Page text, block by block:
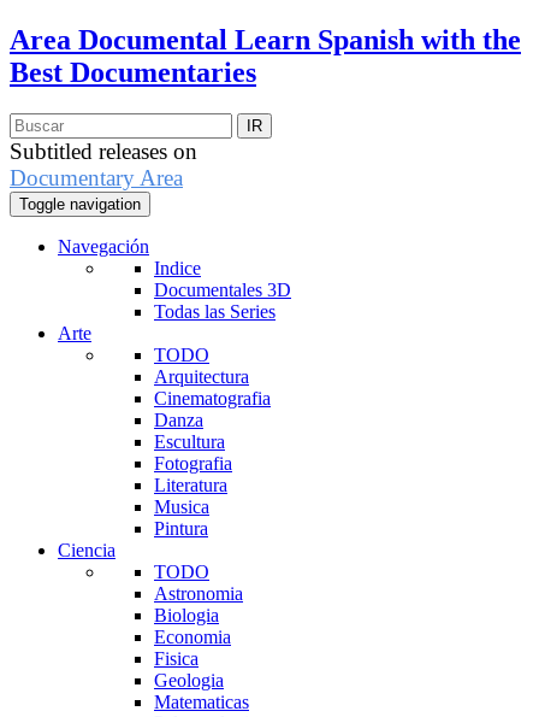
Area Documental Learn Spanish with the
Best Documentaries
Subtitled releases on
Documentary Area
Toggle navigation
Navegación
Indice
Documentales 3D
Todas las Series
Arte
TODO
Arquitectura
Cinematografia
Danza
Escultura
Fotografia
Literatura
Musica
Pintura
Ciencia
TODO
Astronomia
Biologia
Economia
Fisica
Geologia
Matematicas